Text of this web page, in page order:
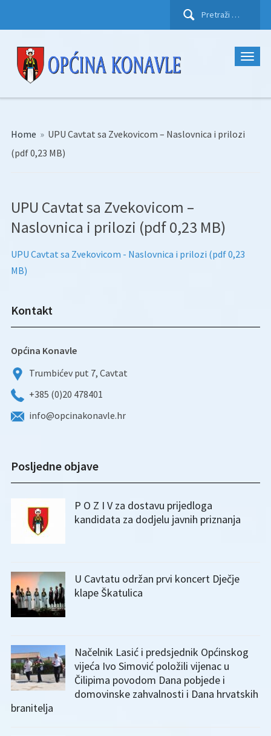
Pretraži:
Home » UPU Cavtat sa Zvekovicom – Naslovnica i prilozi
(pdf 0,23 MB)
UPU Cavtat sa Zvekovicom –
Naslovnica i prilozi (pdf 0,23 MB)
UPU Cavtat sa Zvekovicom - Naslovnica i prilozi (pdf 0,23
MB)
Kontakt
Općina Konavle
Trumbićev put 7, Cavtat
+385 (0)20 478401
info@opcinakonavle.hr
Posljedne objave
P O Z I V za dostavu prijedloga
kandidata za dodjelu javnih priznanja
U Cavtatu održan prvi koncert Dječje
klape Škatulica
Načelnik Lasić i predsjednik Općinskog
vijeća Ivo Simović položili vijenac u
Čilipima povodom Dana pobjede i
domovinske zahvalnosti i Dana hrvatskih
branitelja